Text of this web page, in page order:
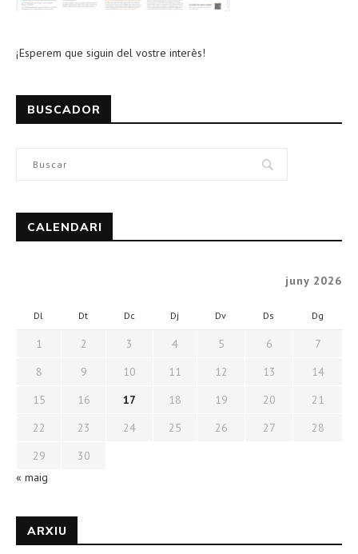
¡Esperem que siguin del vostre interès!
BUSCADOR
CALENDARI
juny 2026
Dl Dt Dc Dj Dv Ds Dg
1 2 3 4 5 6
7
8
9 10 11 12 13
14
15
16 17 18 19 20
21
22
23 24 25 26 27
28
29
30
« maig
ARXIU